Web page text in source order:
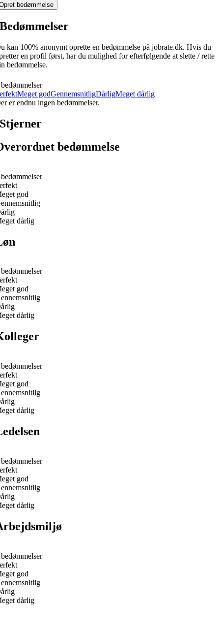
bedømmelse
Bedømmelser
kan 100% anonymt oprette en bedømmelse på jobrate.dk. Hvis du
en profil først, har du mulighed for efterfølgende at slette / rette
bedømmelse.
Meget godGennemsnitligDårligMeget dårlig
er endnu ingen bedømmelser.
Stjerner
bedømmelse
god
dårlig
god
dårlig
god
dårlig
god
dårlig
god
dårlig